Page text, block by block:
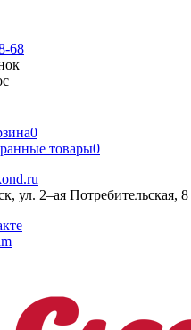
68
0
товары0
ул. 2–ая Потребительская, 8